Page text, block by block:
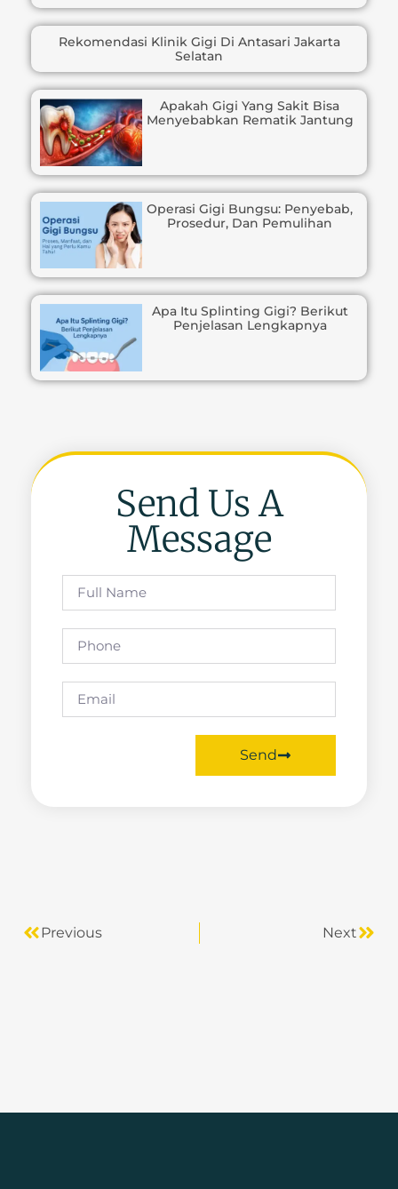
Rekomendasi Klinik Gigi Di Antasari Jakarta
Selatan
Apakah Gigi Yang Sakit Bisa
Menyebabkan Rematik Jantung
Operasi Gigi Bungsu: Penyebab,
Prosedur, Dan Pemulihan
Apa Itu Splinting Gigi? Berikut
Penjelasan Lengkapnya
Send Us A
Message
Send
Previous Next